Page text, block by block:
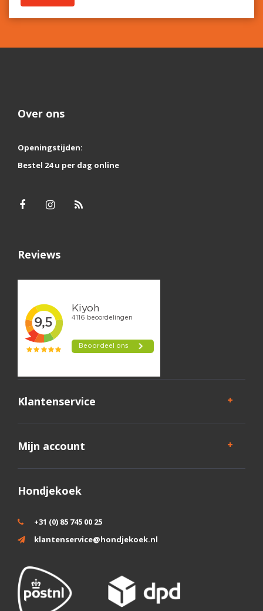
Over ons
Openingstijden:
Bestel 24 u per dag online
Reviews
Klantenservice
Mijn account
Hondjekoek
+31 (0) 85 745 00 25
klantenservice@hondjekoek.nl